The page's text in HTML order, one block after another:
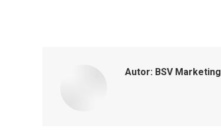
Autor: BSV Marketing